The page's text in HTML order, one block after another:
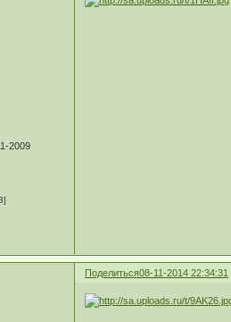
2009
Поделиться08-11-2014 22:34:31